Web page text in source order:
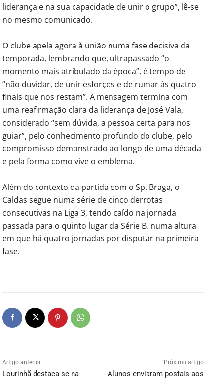
liderança e na sua capacidade de unir o grupo”, lê-se
no mesmo comunicado.
O clube apela agora à união numa fase decisiva da
temporada, lembrando que, ultrapassado “o
momento mais atribulado da época”, é tempo de
“não duvidar, de unir esforços e de rumar às quatro
finais que nos restam”. A mensagem termina com
uma reafirmação clara da liderança de José Vala,
considerado “sem dúvida, a pessoa certa para nos
guiar”, pelo conhecimento profundo do clube, pelo
compromisso demonstrado ao longo de uma década
e pela forma como vive o emblema.
Além do contexto da partida com o Sp. Braga, o
Caldas segue numa série de cinco derrotas
consecutivas na Liga 3, tendo caído na jornada
passada para o quinto lugar da Série B, numa altura
em que há quatro jornadas por disputar na primeira
fase.
Artigo anterior
Lourinhã destaca-se na
Próximo artigo
Alunos enviaram postais aos